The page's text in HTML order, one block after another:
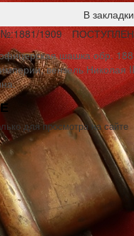
В закладки
1881/1909
шашка обр.
вензель Николая
для просмотра на сайте